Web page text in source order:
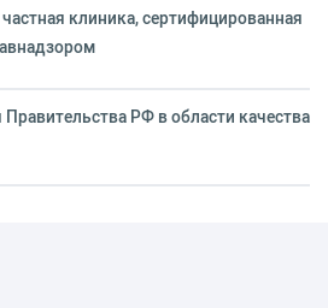
клиника, сертифицированная
РФ в области качества